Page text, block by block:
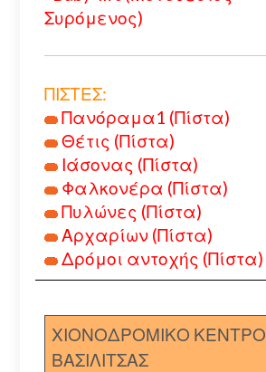
Συρόμενος)
ΠΙΣΤΕΣ:
Πανόραμα1 (Πίστα)
Θέτις (Πίστα)
Ιάσονας (Πίστα)
Φαλκονέρα (Πίστα)
Πυλώνες (Πίστα)
Αρχαρίων (Πίστα)
Δρόμοι αντοχής (Πίστα)
ΧΙΟΝΟΔΡΟΜΙΚΟ ΚΕΝΤΡΟ
ΒΑΣΙΛΙΤΣΑΣ